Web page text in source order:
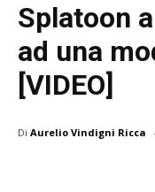
Splatoon
ad una
[VIDEO]
Di Aurelio Vindigni Ricca